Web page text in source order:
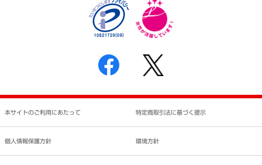
反社会的勢力に対する基本方針
書面による個人情報の開示等の請求の手続きについて
本サイトのご利用にあたって 特定商取引法に基づく提示
個人情報保護方針 環境方針